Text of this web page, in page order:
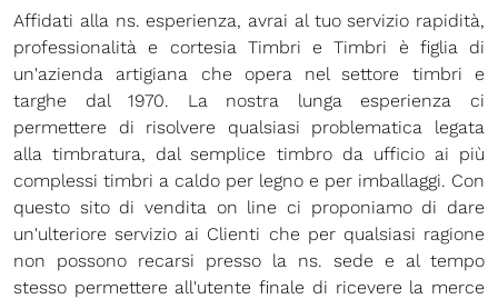
Affidati alla ns. esperienza, avrai al tuo servizio rapidità,
professionalità e cortesia Timbri e Timbri è figlia di
un'azienda artigiana che opera nel settore timbri e
targhe dal 1970. La nostra lunga esperienza ci
permettere di risolvere qualsiasi problematica legata
alla timbratura, dal semplice timbro da ufficio ai più
complessi timbri a caldo per legno e per imballaggi. Con
questo sito di vendita on line ci proponiamo di dare
un'ulteriore servizio ai Clienti che per qualsiasi ragione
non possono recarsi presso la ns. sede e al tempo
stesso permettere all'utente finale di ricevere la merce